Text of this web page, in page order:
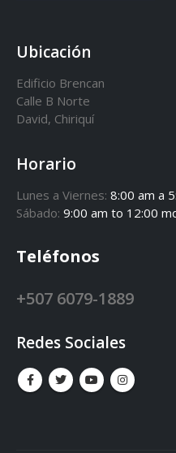
Ubicación
Edificio Brencan
Calle B Norte
David, Chiriquí
Horario
Lunes a Viernes: 8:00 am a
Sábado: 9:00 am to 12:00
Teléfonos
+507 6079-1889
Redes Sociales